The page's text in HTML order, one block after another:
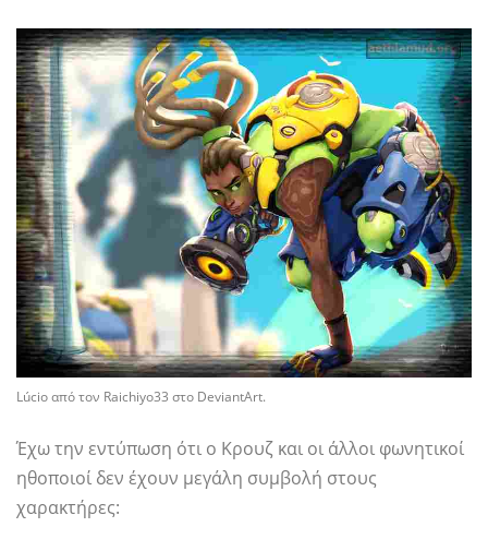
Lúcio από τον Raichiyo33 στο DeviantArt.
Έχω την εντύπωση ότι ο Κρουζ και οι άλλοι φωνητικοί
ηθοποιοί δεν έχουν μεγάλη συμβολή στους
χαρακτήρες: